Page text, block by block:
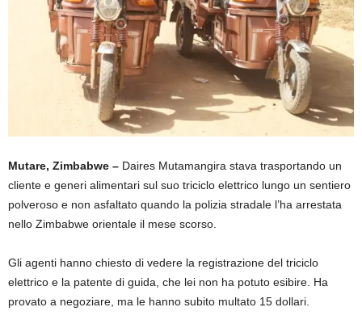
Mutare, Zimbabwe – Daires Mutamangira stava trasportando un
cliente e generi alimentari sul suo triciclo elettrico lungo un sentiero
polveroso e non asfaltato quando la polizia stradale l’ha arrestata
nello Zimbabwe orientale il mese scorso.
Gli agenti hanno chiesto di vedere la registrazione del triciclo
elettrico e la patente di guida, che lei non ha potuto esibire. Ha
provato a negoziare, ma le hanno subito multato 15 dollari.